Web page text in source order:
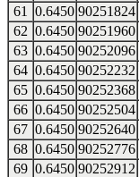
61
0.6450 90251824
62 0.6450 90251960
63 0.6450 90252096
64 0.6450 90252232
65 0.6450 90252368
66 0.6450 90252504
67 0.6450 90252640
68 0.6450 90252776
69 0.6450 90252912